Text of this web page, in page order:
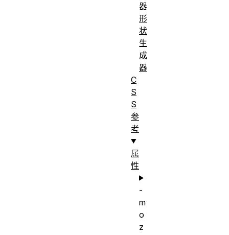
器
形
状
生
成
器
C
S
S
参
考
属
性
-
m
o
z